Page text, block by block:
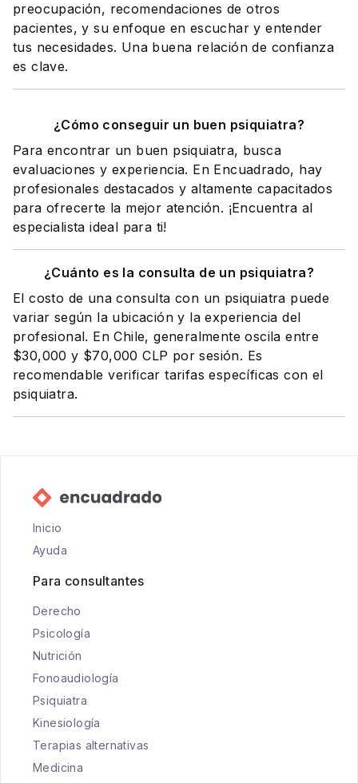
preocupación, recomendaciones de otros
pacientes, y su enfoque en escuchar y entender
tus necesidades. Una buena relación de confianza
es clave.
¿Cómo conseguir un buen psiquiatra?
Para encontrar un buen psiquiatra, busca
evaluaciones y experiencia. En Encuadrado, hay
profesionales destacados y altamente capacitados
para ofrecerte la mejor atención. ¡Encuentra al
especialista ideal para ti!
¿Cuánto es la consulta de un psiquiatra?
El costo de una consulta con un psiquiatra puede
variar según la ubicación y la experiencia del
profesional. En Chile, generalmente oscila entre
$30,000 y $70,000 CLP por sesión. Es
recomendable verificar tarifas específicas con el
psiquiatra.
Inicio
Ayuda
Para consultantes
Derecho
Psicología
Nutrición
Fonoaudiología
Psiquiatra
Kinesiología
Terapias alternativas
Medicina